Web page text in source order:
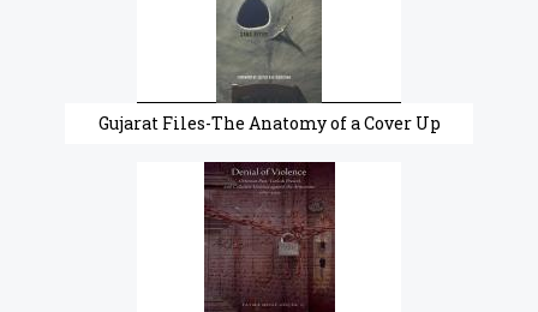
Gujarat Files-The Anatomy of a Cover Up